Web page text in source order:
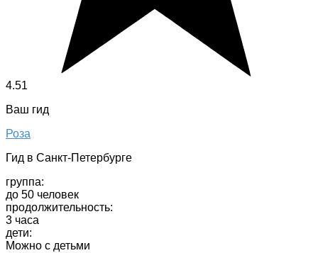
4.51
Ваш гид
Роза
Гид в Санкт-Петербурге
группа:
до 50 человек
продолжительность:
3 часа
дети:
Можно с детьми